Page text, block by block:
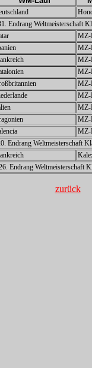
Endrang Weltmeisterschaft
MZ-
MZ-
MZ-
MZ-
MZ-
MZ-
MZ-
MZ-
MZ-
Endrang Weltmeisterschaft
Endrang Weltmeisterschaft
zurück